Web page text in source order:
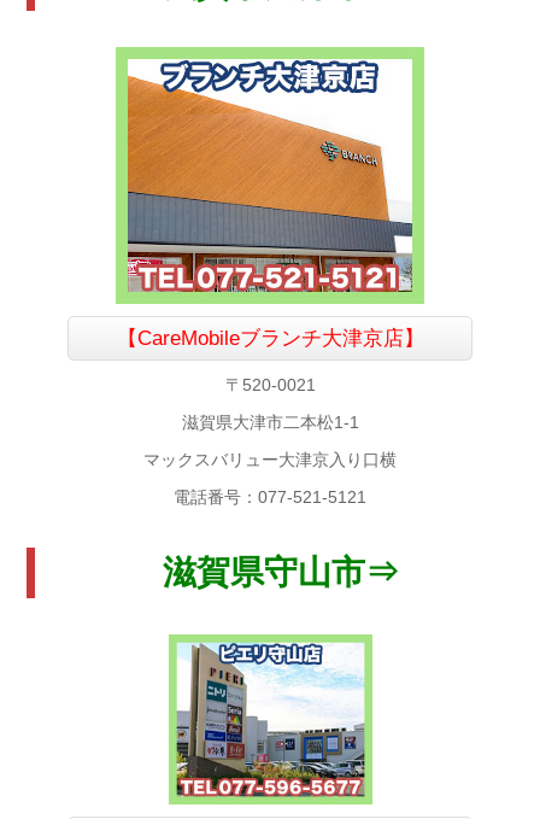
【CareMobileブランチ大津京店】
〒520-0021
滋賀県大津市二本松1-1
マックスバリュー大津京入り口横
電話番号：077-521-5121
滋賀県守山市⇒